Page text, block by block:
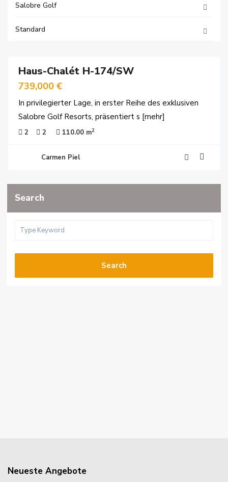
Salobre Golf
Standard
Haus-Chalét H-174/SW
739,000 €
In privilegierter Lage, in erster Reihe des exklusiven
Salobre Golf Resorts, präsentiert s [mehr]
2 2 110.00 m2
Carmen Piel
Search
Search
Neueste Angebote